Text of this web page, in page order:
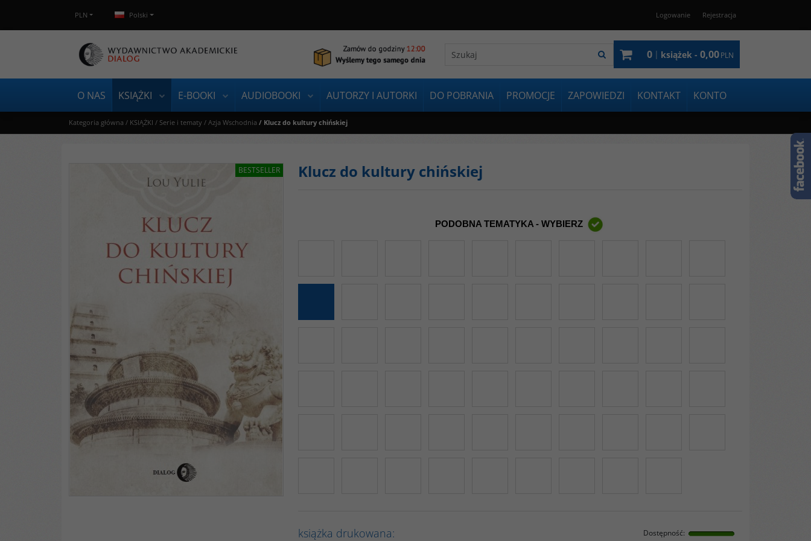
PLN Polski Logowanie Rejestracja
0 | książek - 0,00PLN
O NAS KSIĄŻKI E-BOOKI AUDIOBOOKI AUTORZY I AUTORKI DO POBRANIA PROMOCJE ZAPOWIEDZI KONTAKT KONTO
Kategoria główna / KSIĄŻKI / Serie i tematy / Azja Wschodnia / Klucz do kultury chińskiej
BESTSELLER Klucz do kultury chińskiej
PODOBNA TEMATYKA - WYBIERZ
książka drukowana: Dostępność: